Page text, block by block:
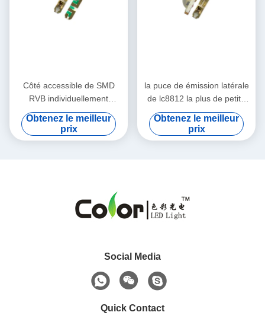
Côté accessible de SMD
RVB individuellement
émettant la puce menée
pour l'éclairage intelligent de
pcba
Obtenez le meilleur
prix
la puce de émission latérale
de lc8812 la plus de petite
taille 3210 RVB SMD LED
Obtenez le meilleur
prix
Social Media
Quick Contact